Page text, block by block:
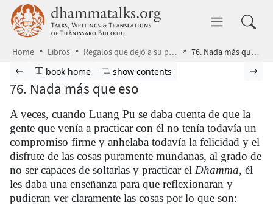
Skip to main content dhammatalks.org
Home Libros Regalos que dejó a su paso 76. Nada más que eso
Browse book
Previous page
Go to book homepage
book home Show table of contents
show contents
76. Nada más que eso
A veces, cuando Luang Pu se daba cuenta de que la
gente que venía a practicar con él no tenía todavía un
compromiso firme y anhelaba todavía la felicidad y el
disfrute de las cosas puramente mundanas, al grado de
no ser capaces de soltarlas y practicar el Dhamma, él
les daba una enseñanza para que reflexionaran y
pudieran ver claramente las cosas por lo que son: